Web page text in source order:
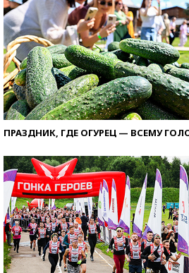
ПРАЗДНИК, ГДЕ ОГУРЕЦ — ВСЕМУ